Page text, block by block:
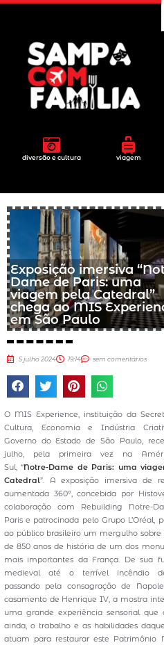
diversão e cultura viagem
Exposição imersiva
Dame de Paris: uma
viagem pela Catedral”
chega ao MIS
em São Paulo
5 julho 2024 19:14 sem comentários
O MIS Experience, instituição da
Cultura, Economia e Indústria
Governo do Estado de São Paulo,
julho, pela primeira vez na
Sul,“Notre-Dame de Paris: uma
Catedral”. A exposição imersiva de
aumentada 360º, concebida por
colaboração com Rebuilding Notre-
Paris e patrocinada pelo Grupo L’Oréal,
ao público brasileiro um mergulho sobre
de 850 anos de história de um dos
mais importantes da França. De sua
medieval até o terrível incêndio
passando pela consagração de
casamento de Henrique IV, a mostra
uma grande experiência sensorial que
ainda, o trabalho e as habilidades
atuam para restaurar este Patrimônio